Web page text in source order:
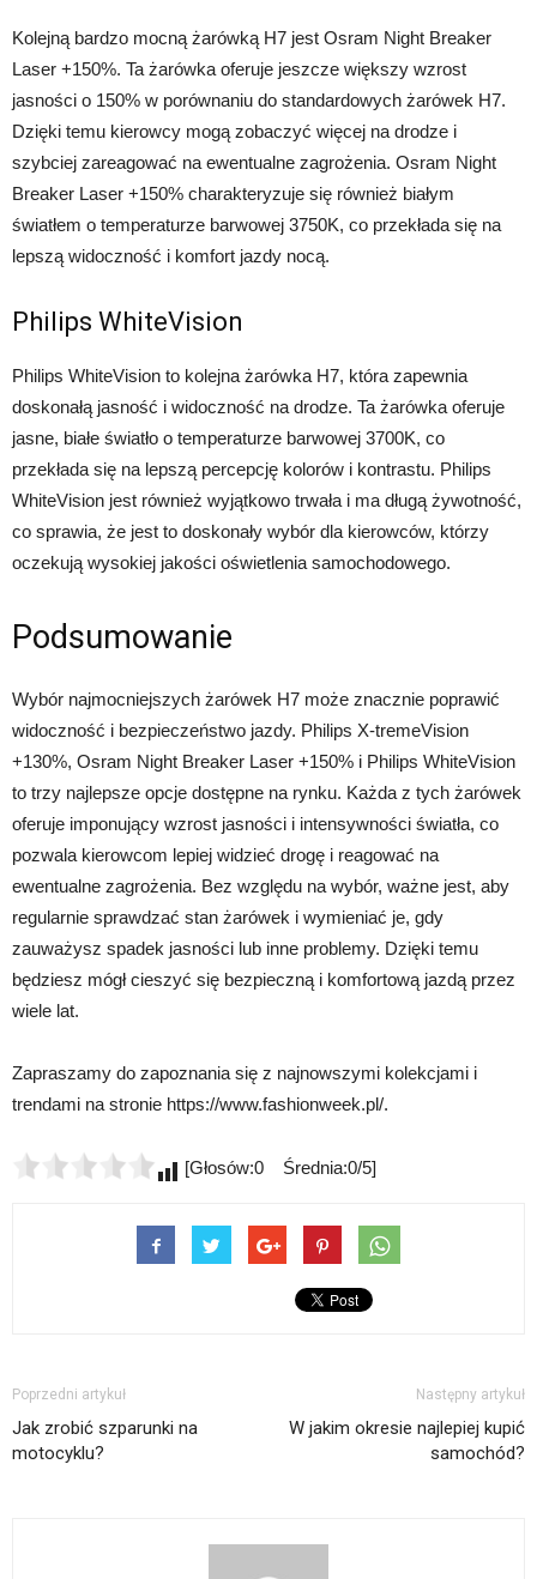
Kolejną bardzo mocną żarówką H7 jest Osram Night Breaker
Laser +150%. Ta żarówka oferuje jeszcze większy wzrost
jasności o 150% w porównaniu do standardowych żarówek H7.
Dzięki temu kierowcy mogą zobaczyć więcej na drodze i
szybciej zareagować na ewentualne zagrożenia. Osram Night
Breaker Laser +150% charakteryzuje się również białym
światłem o temperaturze barwowej 3750K, co przekłada się na
lepszą widoczność i komfort jazdy nocą.
Philips WhiteVision
Philips WhiteVision to kolejna żarówka H7, która zapewnia
doskonałą jasność i widoczność na drodze. Ta żarówka oferuje
jasne, białe światło o temperaturze barwowej 3700K, co
przekłada się na lepszą percepcję kolorów i kontrastu. Philips
WhiteVision jest również wyjątkowo trwała i ma długą żywotność,
co sprawia, że jest to doskonały wybór dla kierowców, którzy
oczekują wysokiej jakości oświetlenia samochodowego.
Podsumowanie
Wybór najmocniejszych żarówek H7 może znacznie poprawić
widoczność i bezpieczeństwo jazdy. Philips X-tremeVision
+130%, Osram Night Breaker Laser +150% i Philips WhiteVision
to trzy najlepsze opcje dostępne na rynku. Każda z tych żarówek
oferuje imponujący wzrost jasności i intensywności światła, co
pozwala kierowcom lepiej widzieć drogę i reagować na
ewentualne zagrożenia. Bez względu na wybór, ważne jest, aby
regularnie sprawdzać stan żarówek i wymieniać je, gdy
zauważysz spadek jasności lub inne problemy. Dzięki temu
będziesz mógł cieszyć się bezpieczną i komfortową jazdą przez
wiele lat.
Zapraszamy do zapoznania się z najnowszymi kolekcjami i
trendami na stronie https://www.fashionweek.pl/.
[Głosów:0 Średnia:0/5]
Poprzedni artykuł
Jak zrobić szparunki na
motocyklu?
Następny artykuł
W jakim okresie najlepiej kupić
samochód?